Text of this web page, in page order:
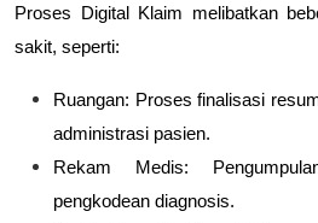
Proses Digital Klaim melibatkan
sakit, seperti:
Ruangan: Proses finalisasi
administrasi pasien.
Rekam Medis:
pengkodean diagnosis.